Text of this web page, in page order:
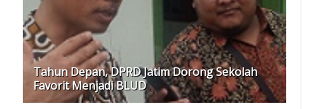
Tahun Depan, DPRD Jatim Dorong Sekolah
Favorit Menjadi BLUD